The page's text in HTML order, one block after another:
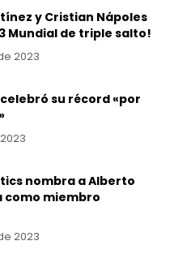
y Cristian Nápoles
Mundial de triple salto!
2023
su récord «por
nombra a Alberto
miembro
2023